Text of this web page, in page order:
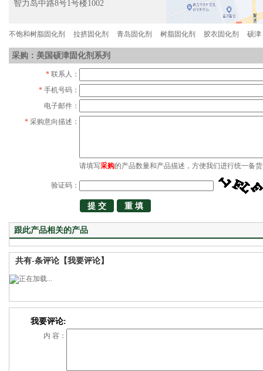
智力岛中路8号1号楼1002
不饱和树脂固化剂 拉挤固化剂 青岛固化剂 树脂固化剂 胶衣固化剂 硕津
采购：美国硕津固化剂系列
* 联系人：
* 手机号码：
电子邮件：
* 采购意向描述：
请填写采购的产品数量和产品描述，方便我们进行统一备
验证码：
跟此产品相关的产品
共有-条评论 【我要评论】
我要评论:
内 容：